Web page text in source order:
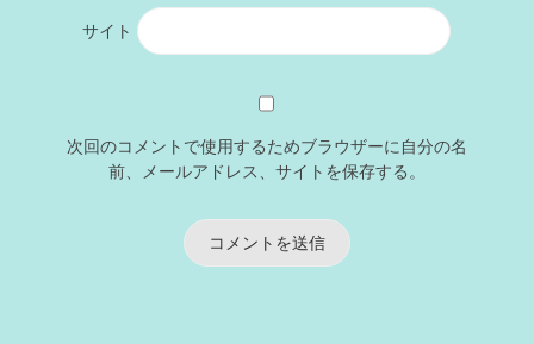
サイト
次回のコメントで使用するためブラウザーに自分の名
前、メールアドレス、サイトを保存する。